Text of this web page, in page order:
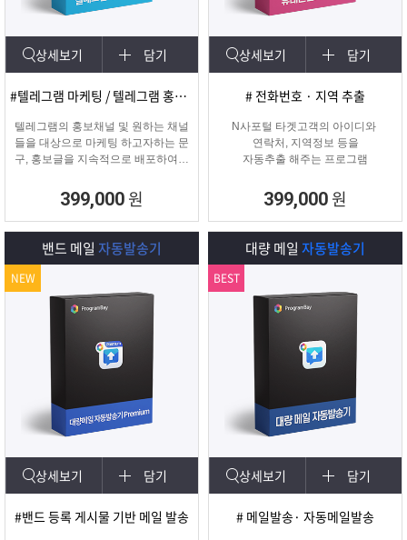
상세보기 담기
#텔레그램 마케팅 / 텔레그램 홍보글 발송
텔레그램의 홍보채널 및 원하는 채널
들을 대상으로 마케팅 하고자하는 문
구, 홍보글을 지속적으로 배포하여주
399,000 원
상세보기 담기
# 전화번호 · 지역 추출
N사포털 타겟고객의 아이디와
연락처, 지역정보 등을
자동추출 해주는 프로그램
399,000 원
밴드 메일 자동발송기
상세보기 담기
#밴드 등록 게시물 기반 메일 발송
NEW
대량 메일 자동발송기
상세보기 담기
# 메일발송· 자동메일발송
BEST